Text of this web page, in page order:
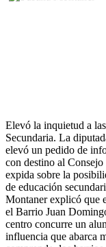
Elevó la inquietud a
Secundaria. La
elevó un pedido de
con destino al
expida sobre la
de educación
Montaner explicó que
el Barrio Juan
centro concurre un
influencia que abarca